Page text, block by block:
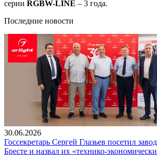
серии RGBW-LINE – 3 года.
Последние новости
30.06.2026
Госсекретарь Сергей Глазьев посетил
Бресте и назвал их «технико-